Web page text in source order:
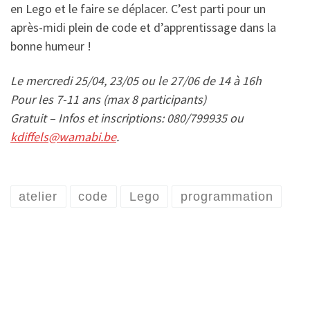
en Lego et le faire se déplacer. C’est parti pour un
après-midi plein de code et d’apprentissage dans la
bonne humeur !
Le mercredi 25/04, 23/05 ou le 27/06 de 14 à 16h
Pour les 7-11 ans (max 8 participants)
Gratuit – Infos et inscriptions: 080/799935 ou
kdiffels@wamabi.be.
atelier code Lego programmation